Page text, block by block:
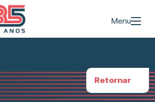
Menu
Retornar